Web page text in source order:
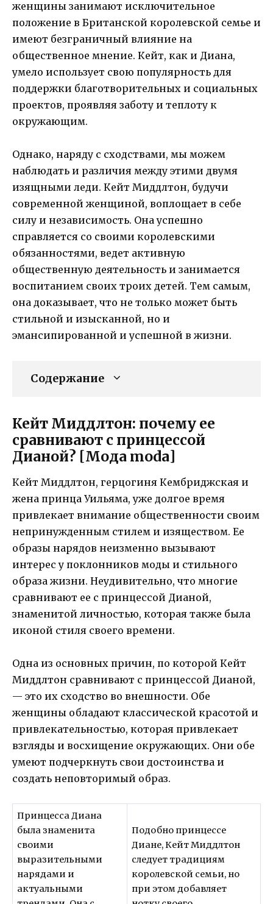
женщины занимают исключительное
положение в Британской королевской семье и
имеют безграничный влияние на
общественное мнение. Кейт, как и Диана,
умело использует свою популярность для
поддержки благотворительных и социальных
проектов, проявляя заботу и теплоту к
окружающим.
Однако, наряду с сходствами, мы можем
наблюдать и различия между этими двумя
изящными леди. Кейт Миддлтон, будучи
современной женщиной, воплощает в себе
силу и независимость. Она успешно
справляется со своими королевскими
обязанностями, ведет активную
общественную деятельность и занимается
воспитанием своих троих детей. Тем самым,
она доказывает, что не только может быть
стильной и изысканной, но и
эмансипированной и успешной в жизни.
Содержание
Кейт Миддлтон: почему ее
сравнивают с принцессой
Дианой? [Мода moda]
Кейт Миддлтон, герцогиня Кембриджская и
жена принца Уильяма, уже долгое время
привлекает внимание общественности своим
непринужденным стилем и изяществом. Ее
образы нарядов неизменно вызывают
интерес у поклонников моды и стильного
образа жизни. Неудивительно, что многие
сравнивают ее с принцессой Дианой,
знаменитой личностью, которая также была
иконой стиля своего времени.
Одна из основных причин, по которой Кейт
Миддлтон сравнивают с принцессой Дианой,
— это их сходство во внешности. Обе
женщины обладают классической красотой и
привлекательностью, которая привлекает
взгляды и восхищение окружающих. Они обе
умеют подчеркнуть свои достоинства и
создать неповторимый образ.
Принцесса Диана
была знаменита
своими
выразительными
нарядами и
актуальными
Подобно принцессе
Диане, Кейт Миддлтон
следует традициям
королевской семьи, но
при этом добавляет